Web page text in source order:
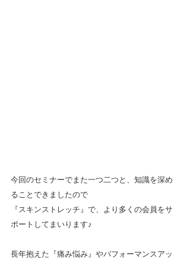
今回のセミナーでまた一つ二つと、知識を深め
ることできましたので
『スキンストレッチ』で、より多くの会員をサ
ポートしてまいります♪
長年抱えた『痛み悩み』やパフォーマンスアッ